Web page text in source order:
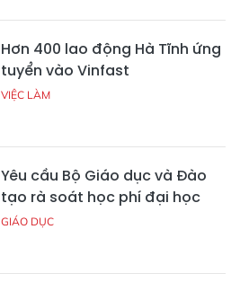
Hơn 400 lao động Hà Tĩnh ứng
tuyển vào Vinfast
VIỆC LÀM
Yêu cầu Bộ Giáo dục và Đào
tạo rà soát học phí đại học
GIÁO DỤC